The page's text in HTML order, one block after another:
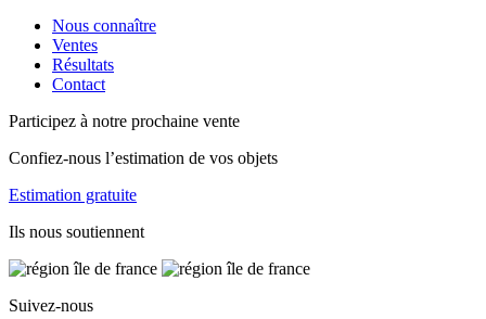
Nous connaître
Ventes
Résultats
Contact
Participez à notre prochaine vente
Confiez-nous l’estimation de vos objets
Estimation gratuite
Ils nous soutiennent
Suivez-nous